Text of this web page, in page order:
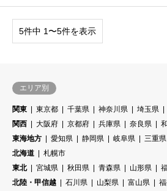
5件中 1〜5件を表示
エリア別
関東 東京都 千葉県 神奈川県 埼玉県
関西
大阪府 京都府 兵庫県 奈良県
東海地方
愛知県 静岡県 岐阜県
三重県
北海道
札幌市
東北
宮城県 秋田県 青森県 山形県
北陸・甲信越
石川県 山梨県 富山県